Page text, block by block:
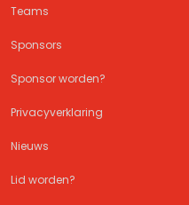
Teams
Sponsors
Sponsor worden?
Privacyverklaring
Nieuws
Lid worden?